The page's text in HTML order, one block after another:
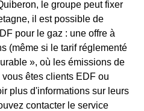
le groupe peut fixer
il est possible de
pour le gaz : une offre à
(même si le tarif réglementé
», où les émissions de
êtes clients EDF ou
plus d'informations sur leurs
contacter le service